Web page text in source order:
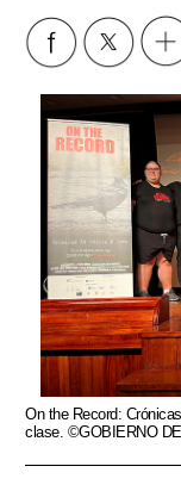
On the Record:
clase. ©GOBIERNO